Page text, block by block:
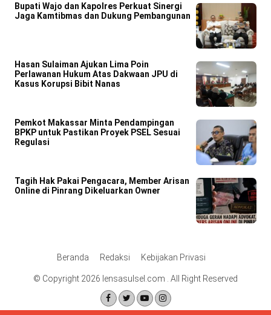
Bupati Wajo dan Kapolres Perkuat Sinergi
Jaga Kamtibmas dan Dukung Pembangunan
Hasan Sulaiman Ajukan Lima Poin
Perlawanan Hukum Atas Dakwaan JPU di
Kasus Korupsi Bibit Nanas
Pemkot Makassar Minta Pendampingan
BPKP untuk Pastikan Proyek PSEL Sesuai
Regulasi
Tagih Hak Pakai Pengacara, Member Arisan
Online di Pinrang Dikeluarkan Owner
Beranda Redaksi Kebijakan Privasi
© Copyright 2026 lensasulsel.com . All Right Reserved